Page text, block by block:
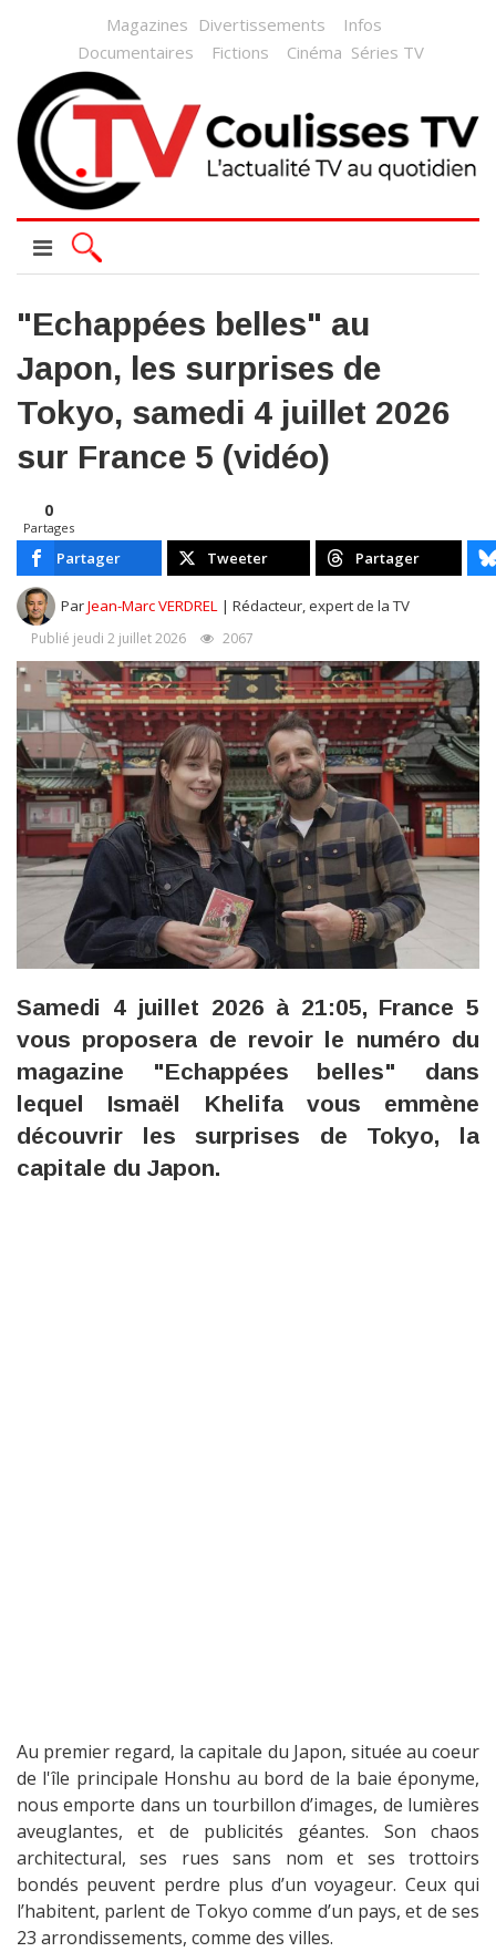
Magazines Divertissements
Infos
Documentaires
Fictions Cinéma Séries TV
"Echappées belles" au
Japon, les surprises de
Tokyo, samedi 4 juillet 2026
sur France 5 (vidéo)
0
Partages
Partager Tweeter Partager
ParJean-Marc VERDREL | Rédacteur, expert de la TV
Publié jeudi 2 juillet 2026 2067
Samedi 4 juillet 2026 à 21:05, France 5
vous proposera de revoir le numéro du
magazine "Echappées belles" dans
lequel Ismaël Khelifa vous emmène
découvrir les surprises de Tokyo, la
capitale du Japon.
Au premier regard, la capitale du Japon, située au coeur
de l'île principale Honshu au bord de la baie éponyme,
nous emporte dans un tourbillon d’images, de lumières
aveuglantes, et de publicités géantes. Son chaos
architectural, ses rues sans nom et ses trottoirs
bondés peuvent perdre plus d’un voyageur. Ceux qui
l’habitent, parlent de Tokyo comme d’un pays, et de ses
23 arrondissements, comme des villes.